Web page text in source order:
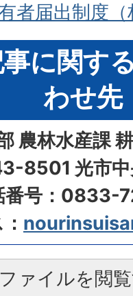
者届出制度
に関す
わせ先
農林水産課
8501 光市中
番号：0833-
ァイルを閲